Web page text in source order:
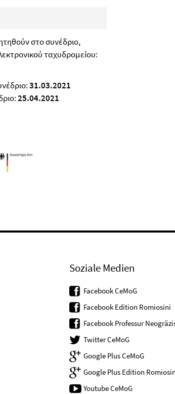
στο συνέδριο,
ταχυδρομείου:
31.03.2021
25.04.2021
Soziale Medien
Facebook CeMoG
Facebook Edition Romiosini
Facebook Professur
Twitter CeMoG
Google Plus CeMoG
Google Plus Edition
Youtube CeMoG